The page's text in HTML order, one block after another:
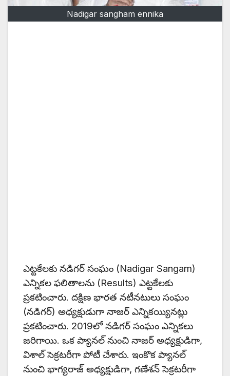
Nadigar sangham ennika
ఎట్టకేలకు నడిగర్ సంఘం (Nadigar Sangam)
ఎన్నికల ఫలితాలను (Results) ఎట్టకేలకు
ప్రకటించారు. దక్షిణ భారత నటీనటులు సంఘం
(నడిగర్‌) అధ్యక్షుడుగా నాజర్ ఎన్నికయ్యినట్లు
ప్రకటించారు. 2019లో నడిగర్‌ సంఘం ఎన్నికలు
జరిగాయి. ఒక ప్యానల్‌ నుంచి నాజర్‌ అధ్యక్షుడిగా,
విశాల్‌ సెక్రటరీగా పోటీ చేశారు. ఇంకొక ప్యానల్‌
నుంచి భాగ్యరాజ్‌ అధ్యక్షుడిగా, గణేశన్‌ సెక్రటరీగా